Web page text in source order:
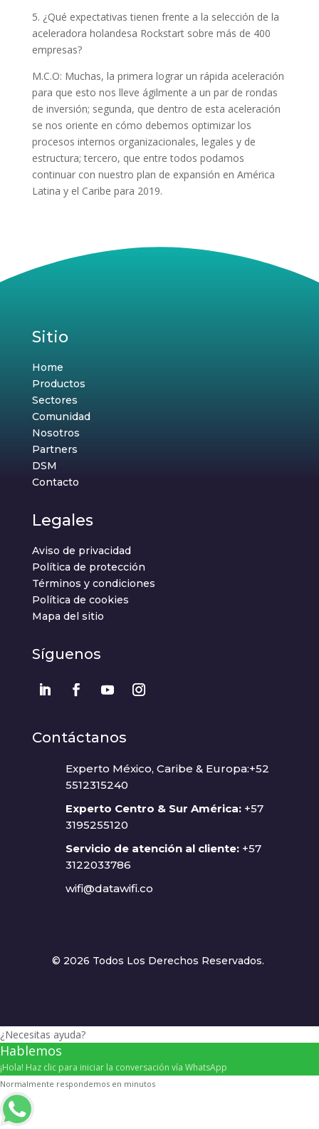
5. ¿Qué expectativas tienen frente a la selección de la
aceleradora holandesa Rockstart sobre más de 400
empresas?
M.C.O: Muchas, la primera lograr un rápida aceleración
para que esto nos lleve ágilmente a un par de rondas
de inversión; segunda, que dentro de esta aceleración
se nos oriente en cómo debemos optimizar los
procesos internos organizacionales, legales y de
estructura; tercero, que entre todos podamos
continuar con nuestro plan de expansión en América
Latina y el Caribe para 2019.
Sitio
Home
Productos
Sectores
Comunidad
Nosotros
Partners
DSM
Contacto
Legales
Aviso de privacidad
Política de protección
Términos y condiciones
Política de cookies
Mapa del sitio
Síguenos
Contáctanos
Experto México, Caribe & Europa:+52
5512315240
Experto Centro & Sur América: +57
3195255120
Servicio de atención al cliente:+57
3122033786
wifi@datawifi.co
© 2026 Todos Los Derechos Reservados.
¿Necesitas ayuda?
Hablemos
¡Hola! Haz clic para iniciar la conversación vía WhatsApp
Normalmente respondemos en minutos